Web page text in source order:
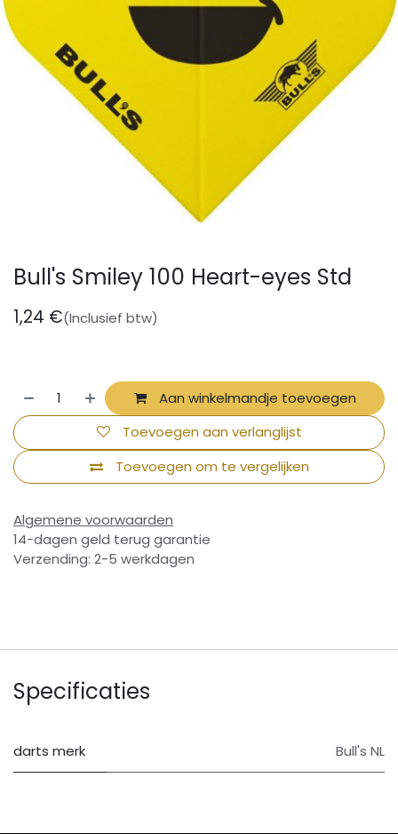
Bull's Smiley 100 Heart-eyes Std
1,24 €(Inclusief btw)
Aan winkelmandje toevoegen
Toevoegen om te vergelijken
Toevoegen aan verlanglijst
Algemene voorwaarden
14-dagen geld terug garantie
Verzending: 2-5 werkdagen
Specificaties
darts merk Bull's NL